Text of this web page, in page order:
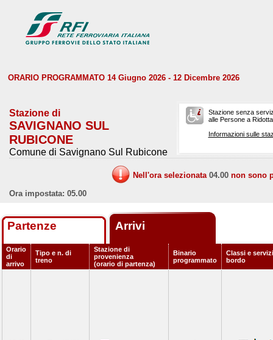
ORARIO PROGRAMMATO 14 Giugno 2026 - 12 Dicembre 2026
Stazione di
SAVIGNANO SUL
RUBICONE
Comune di Savignano Sul Rubicone
Stazione senza
alle Persone a
Informazioni sulle
Nell'ora selezionata 04.00 non sono
Ora impostata: 05.00
Partenze Arrivi
Orario
di
arrivo
Tipo e n. di
treno
Stazione di
provenienza
(orario di partenza)
Binario
programmato
Classi e
bordo